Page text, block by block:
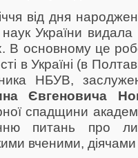
від дня
наук України
В основному це
в Україні (в
НБУВ,
Євгеновича
спадщини
питань про
вченими, діячами